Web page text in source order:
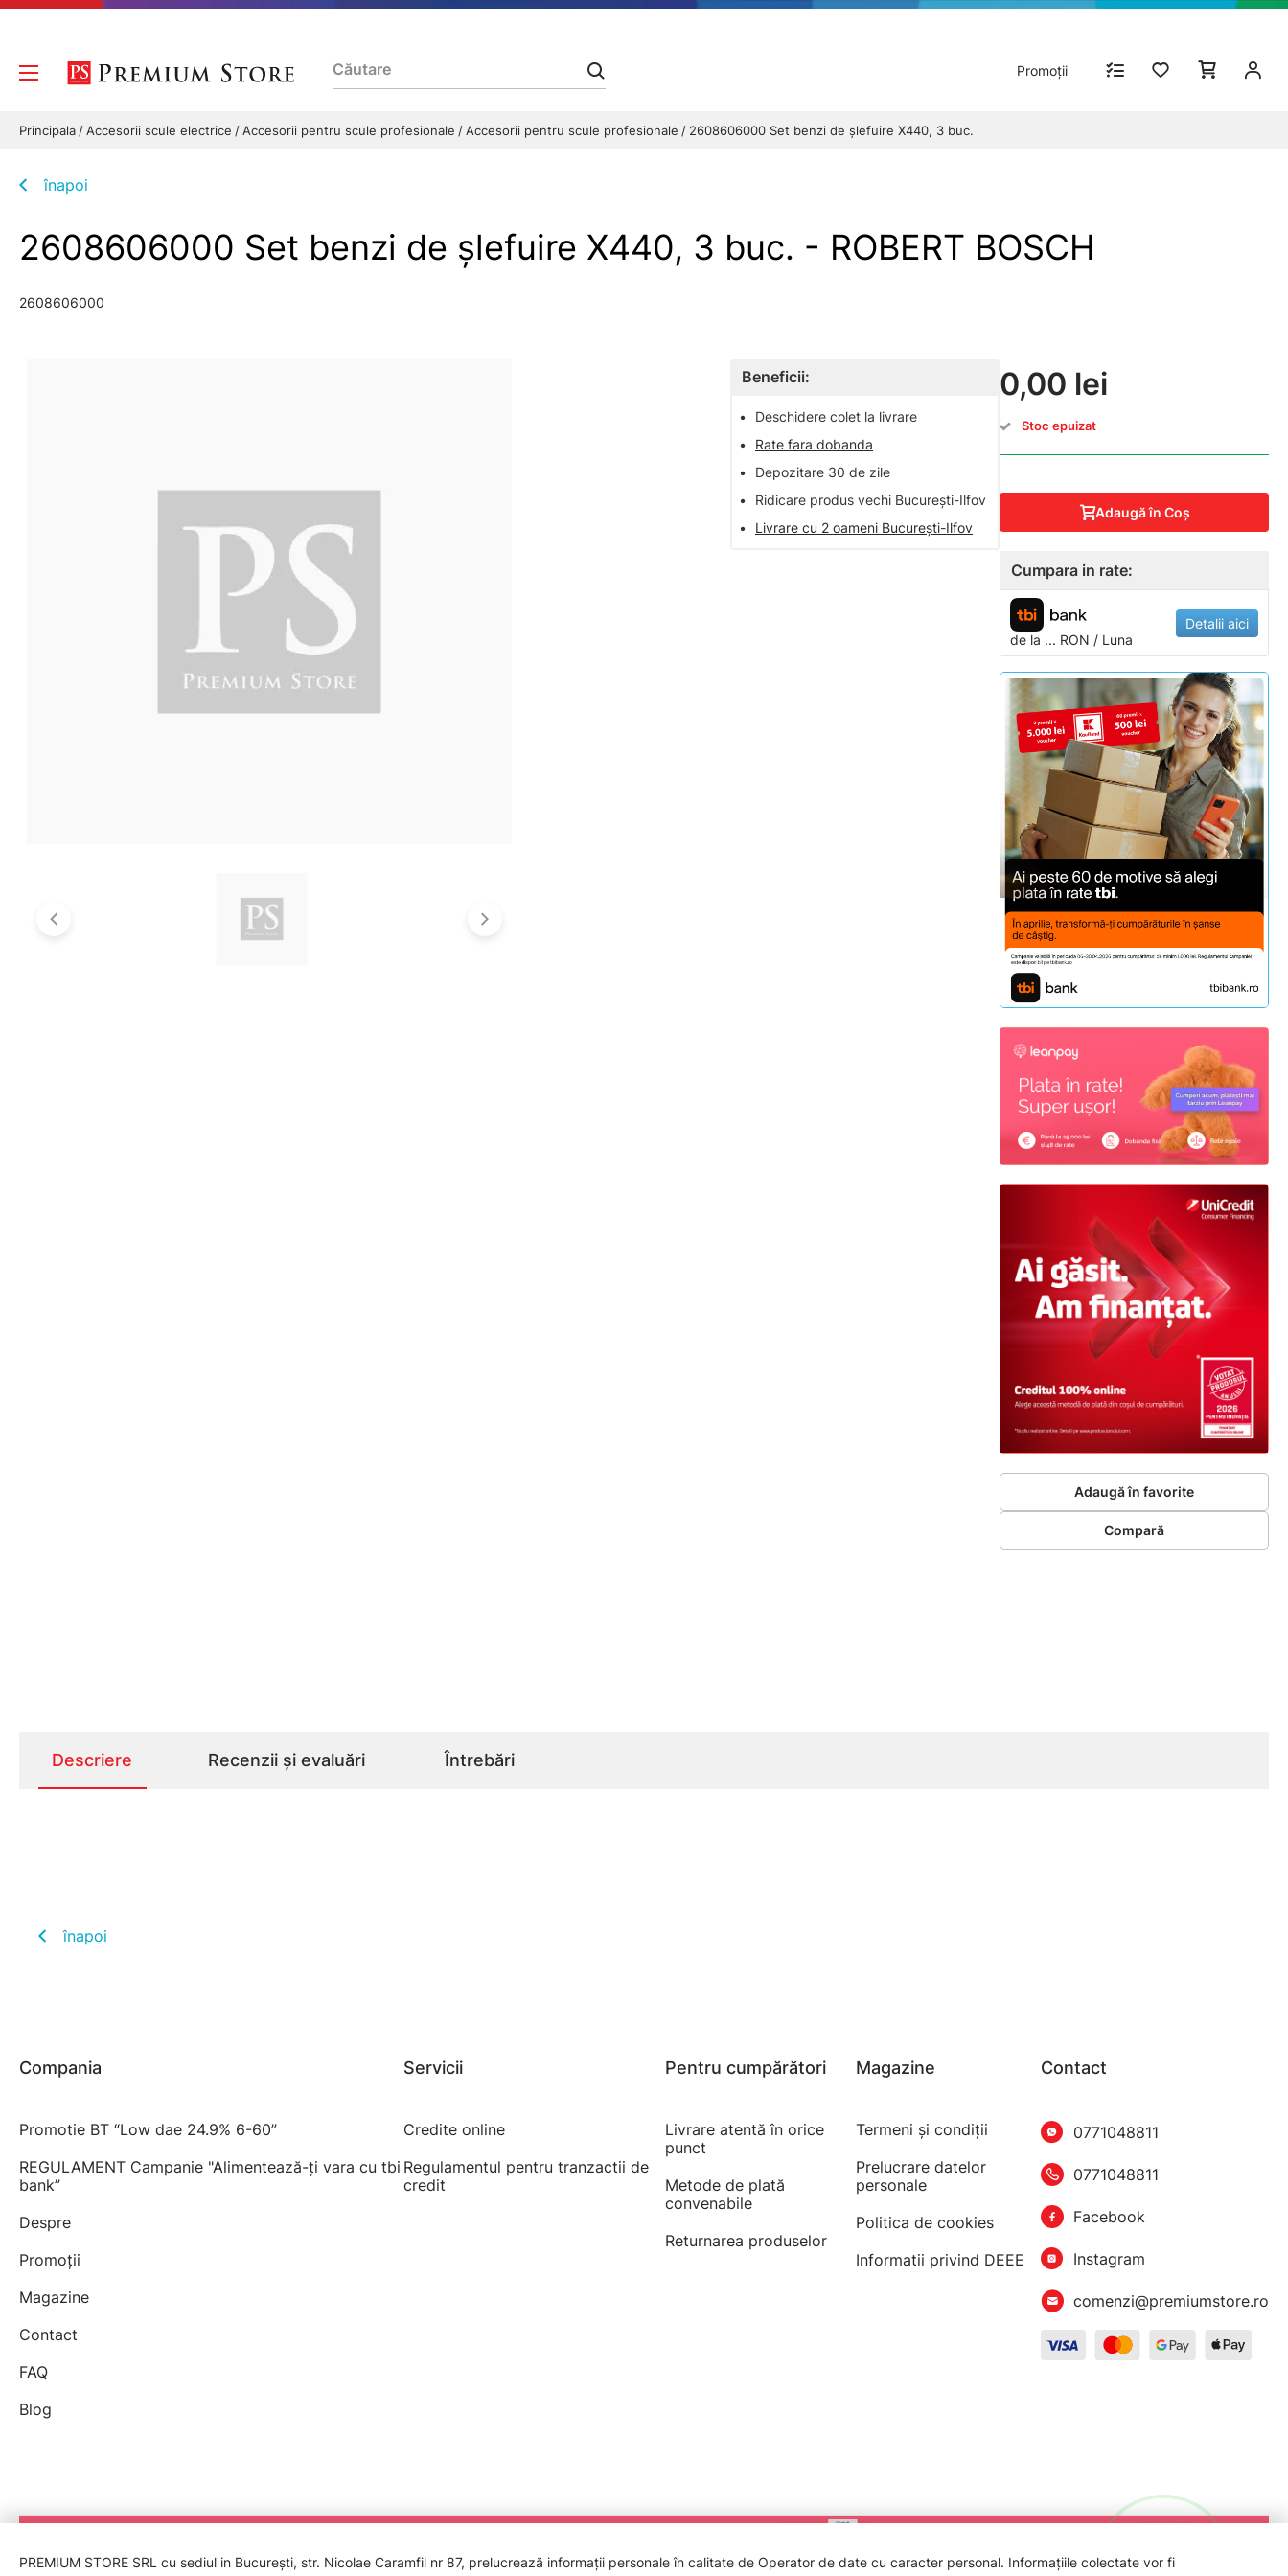
Promoții
Principala Accesorii scule electrice Accesorii pentru scule profesionale Accesorii pentru scule profesionale 2608606000 Set benzi de şlefuire X440, 3 buc.
înapoi
2608606000 Set benzi de şlefuire X440, 3 buc. - ROBERT BOSCH
2608606000
Beneficii:
•
Deschidere colet la livrare
•
Rate fara dobanda
•
Depozitare 30 de zile
•
Ridicare produs vechi București-Ilfov
•
Livrare cu 2 oameni București-Ilfov
0,00 lei
Stoc epuizat
Adaugă în Coş
Cumpara in rate:
de la ... RON / Luna
Detalii aici
Adaugă în favorite
Compară
Descriere Recenzii și evaluări Întrebări
înapoi
Compania
Promotie BT “Low dae 24.9% 6-60”
REGULAMENT Campanie "Alimentează-ți vara cu tbi
bank”
Despre
Promoții
Magazine
Contact
FAQ
Blog
Servicii
Credite online
Regulamentul pentru tranzactii de
credit
Pentru cumpărători
Livrare atentă în orice
punct
Metode de plată
convenabile
Returnarea produselor
Magazine
Termeni şi condiţii
Prelucrare datelor
personale
Politica de cookies
Informatii privind DEEE
Contact
0771048811
0771048811
Facebook
Instagram
comenzi@premiumstore.ro
PREMIUM STORE SRL cu sediul in București, str. Nicolae Caramfil nr 87, prelucrează informații personale în calitate de Operator de date cu caracter personal. Informațiile colectate vor fi